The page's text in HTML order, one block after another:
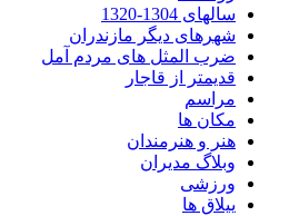
سالهای 1304-1320
شهرهای دیگر مازندران
ضرب المثل های مردم آمل
قدیمتر از قاجار
مراسم
مکان ها
هنر و هنرمندان
وبلاگ مدیران
ورزشی
ییلاق ها